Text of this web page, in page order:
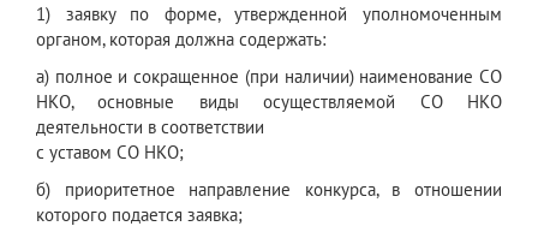
1) заявку по форме, утвержденной уполномоченным
органом, которая должна содержать:
а) полное и сокращенное (при наличии) наименование СО
НКО, основные виды осуществляемой СО НКО
деятельности в соответствии
с уставом СО НКО;
б) приоритетное направление конкурса, в отношении
которого подается заявка;